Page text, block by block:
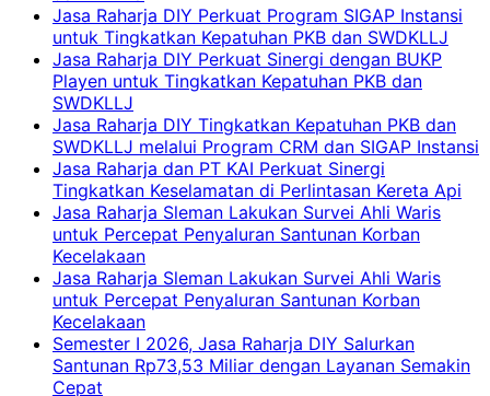
Jasa Raharja DIY Perkuat Program SIGAP Instansi
untuk Tingkatkan Kepatuhan PKB dan SWDKLLJ
Jasa Raharja DIY Perkuat Sinergi dengan BUKP
Playen untuk Tingkatkan Kepatuhan PKB dan
SWDKLLJ
Jasa Raharja DIY Tingkatkan Kepatuhan PKB dan
SWDKLLJ melalui Program CRM dan SIGAP Instansi
Jasa Raharja dan PT KAI Perkuat Sinergi
Tingkatkan Keselamatan di Perlintasan Kereta Api
Jasa Raharja Sleman Lakukan Survei Ahli Waris
untuk Percepat Penyaluran Santunan Korban
Kecelakaan
Jasa Raharja Sleman Lakukan Survei Ahli Waris
untuk Percepat Penyaluran Santunan Korban
Kecelakaan
Semester I 2026, Jasa Raharja DIY Salurkan
Santunan Rp73,53 Miliar dengan Layanan Semakin
Cepat